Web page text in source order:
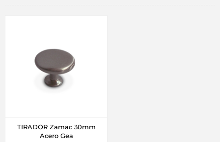
TIRADOR Zamac 30mm
Acero Gea